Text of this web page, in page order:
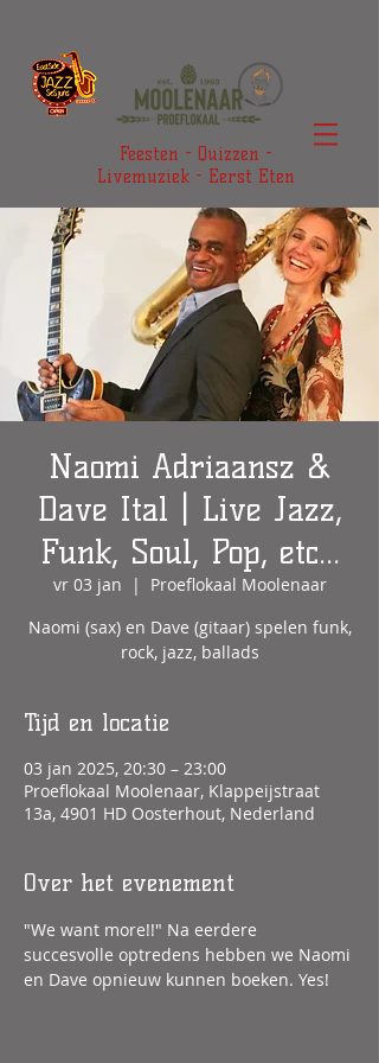
Feesten - Quizzen -
Livemuziek - Eerst Eten
Naomi Adriaansz &
Dave Ital | Live Jazz,
Funk, Soul, Pop, etc...
vr 03 jan
  |
Proeflokaal Moolenaar
Naomi (sax) en Dave (gitaar) spelen funk,
rock, jazz, ballads
Tijd en locatie
03 jan 2025, 20:30 – 23:00
Proeflokaal Moolenaar, Klappeijstraat
13a, 4901 HD Oosterhout, Nederland
Over het evenement
"We want more!!" Na eerdere
succesvolle optredens hebben we Naomi
en Dave opnieuw kunnen boeken. Yes!